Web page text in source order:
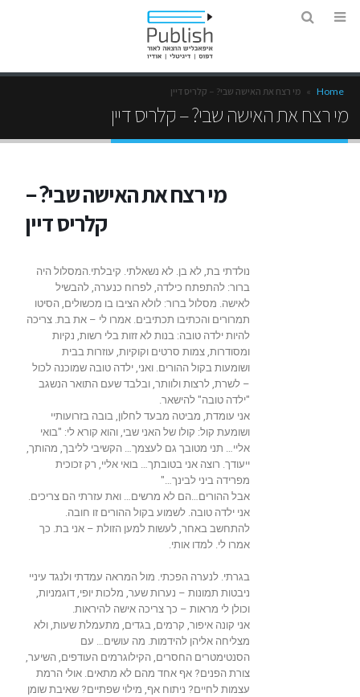
Home
» מי רצח את האישה שבי? – קלריס דיין
מי רצח את האישה שבי? – קלריס דיין
מי רצח את האישה שבי? –
קלריס דיין
נולדתי בת, לא בן. לא נשאלתי. קיבלתי.המסלול היה
ברור: להתפתח כילדה, לפרוח כנערה, להבשיל
לאישה. מסלול ברור: לולא הציבו בו מכשולים, הסיטו
תמרורים והכתיבו תכתיבים. אמרו לי – את בת. צריכה
להיות ילדה טובה: בנות לא זזות בלי רשות, נקיות
ומסודרות, צמות סרטים וקוקיות, עוזרות בבית
ושומעות בקול ההורים. ואני, ילדה טובה שמוכנה לכול
– לשרת, לרצות ולוותר, ובלבד שעם התואר הנשגב
"ילדה טובה" להישאר.
אני עומדת, מביטה מבעד לחלון, בובה בזרועותיי
ושומעת קול: קולו של האני שבי, והוא קורא לי: "בואי
אליי… תני מטובך גם לעצמך… הקשיבי לליבך, מהותך,
ייעודך. רוצה אני בטובתך… בואי אליי, רק זכוכית
מפרידה ביני לבינך…"
אבל ההורים…הם לא מרשים… ואת עזרתי הם צריכים.
אני ילדה טובה. לשמוע בקול ההורים זו חובה.
להתחשב באחר, לעשות למען הזולת – אני בת. כך
אמרו לי. למדו אותי.
בגרתי. לנערה הפכתי. מול המראה עמדתי ולנגד עיניי
ניבטות תמונות – נערות שער, מלכות יופי, דוגמניות,
וכולן לי מראות – כך צריכה אישה להיראות.
אני קונה איפור, קרמים, בגדים, מתעמלת שעות, ולא
מצליחה אליהן להידמות. מה עושים… עם
הסנטימטרים החסרים, הקילוגרמים העודפים, השיער,
צורת הפנים? אף אחד מהם לא מתאים. אולי הרמת
עצמות לחיים? ניתוח אף, מילוי שפתיים? שאיבת שומן